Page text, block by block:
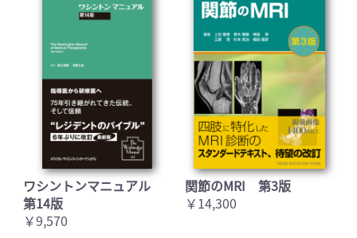
ワシントンマニュアル
第14版
￥9,570
関節のMRI 第3版
￥14,300